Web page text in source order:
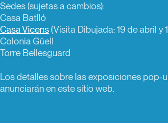
Sedes (sujetas a cambios):
Casa Batlló
Casa Vicens(Visita Dibujada: 19 de abril y
Colonia Güell
Torre Bellesguard
Los detalles sobre las exposiciones pop-
anunciarán en este sitio web.